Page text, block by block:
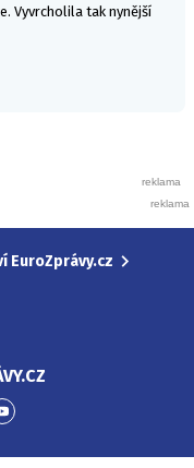
Vyvrcholila tak nynější
EuroZprávy.cz
Přejít
YouTube